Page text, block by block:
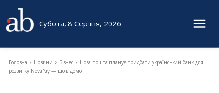
Субота, 8 Серпня, 2026
Головна Новини Бізнес
Нова пошта планує придбати український банк для
розвитку NovaPay — що відомо